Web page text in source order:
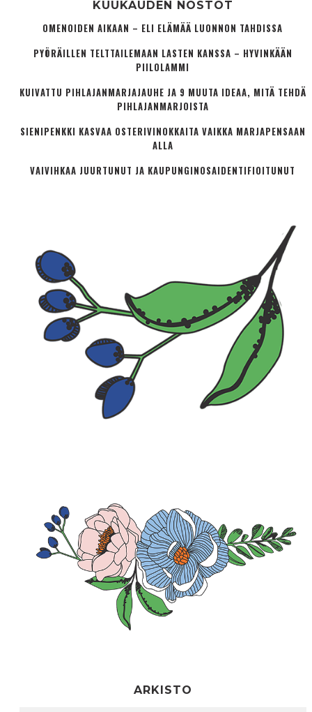
KUUKAUDEN NOSTOT
OMENOIDEN AIKAAN – ELI ELÄMÄÄ LUONNON TAHDISSA
PYÖRÄILLEN TELTTAILEMAAN LASTEN KANSSA – HYVINKÄÄN
PIILOLAMMI
KUIVATTU PIHLAJANMARJAJAUHE JA 9 MUUTA IDEAA, MITÄ TEHDÄ
PIHLAJANMARJOISTA
SIENIPENKKI KASVAA OSTERIVINOKKAITA VAIKKA MARJAPENSAAN
ALLA
VAIVIHKAA JUURTUNUT JA KAUPUNGINOSA­IDENTIFIOITUNUT
ARKISTO